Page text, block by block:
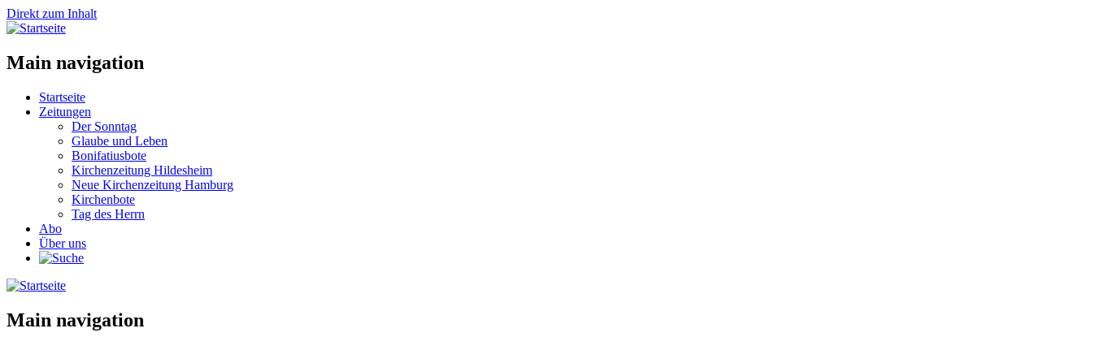
Direkt zum Inhalt
Main navigation
Startseite
Zeitungen
Der Sonntag
Glaube und Leben
Bonifatiusbote
Kirchenzeitung Hildesheim
Neue Kirchenzeitung Hamburg
Kirchenbote
Tag des Herrn
Abo
Über uns
Main navigation